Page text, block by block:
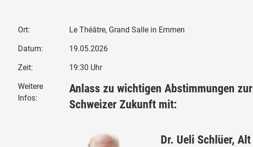
Ort: Le Théâtre, Grand Salle in Emmen
Datum: 19.05.2026
Zeit: 19:30 Uhr
Weitere
Infos:
Anlass zu wichtigen Abstimmungen zur
Schweizer Zukunft mit:
Dr. Ueli Schlüer, Alt